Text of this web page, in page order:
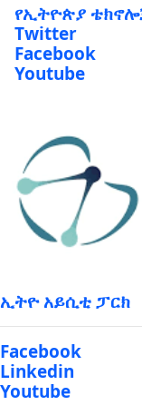
የኢትዮጵያ
Twitter
Facebook
Youtube
ኢትዮ አይሲቲ ፓርክ
Facebook
Linkedin
Youtube